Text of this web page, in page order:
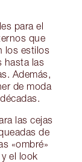
para el
que
los estilos
hasta las
Además,
de moda
las cejas
de
«ombré»
el look